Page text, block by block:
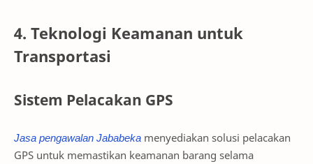
4. Teknologi Keamanan untuk
Transportasi
Sistem Pelacakan GPS
Jasa pengawalan Jababeka menyediakan solusi pelacakan
GPS untuk memastikan keamanan barang selama